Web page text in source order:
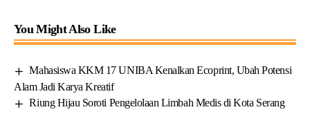
You Might Also Like
Mahasiswa KKM 17 UNIBA Kenalkan Ecoprint, Ubah Potensi
Alam Jadi Karya Kreatif
Riung Hijau Soroti Pengelolaan Limbah Medis di Kota Serang